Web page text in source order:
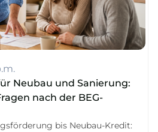
Neubau und Sanierung:
nach der BEG-
bis Neubau-Kredit: